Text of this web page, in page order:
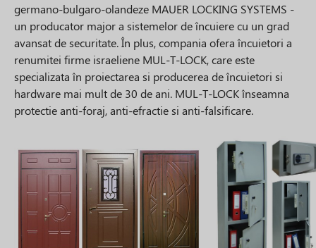
germano-bulgaro-olandeze MAUER LOCKING SYSTEMS -
un producator major a sistemelor de încuiere cu un grad
avansat de securitate. În plus, compania ofera încuietori a
renumitei firme israeliene MUL-T-LOCK, care este
specializata în proiectarea si producerea de încuietori si
hardware mai mult de 30 de ani. MUL-T-LOCK înseamna
protectie anti-foraj, anti-efractie si anti-falsificare.